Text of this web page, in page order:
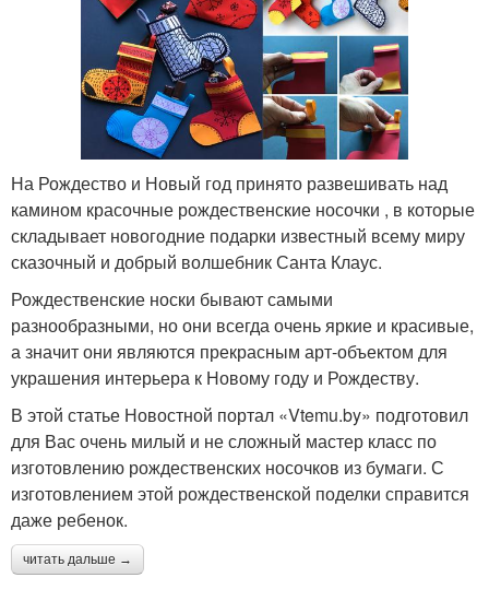
На Рождество и Новый год принято развешивать над
камином красочные рождественские носочки , в которые
складывает новогодние подарки известный всему миру
сказочный и добрый волшебник Санта Клаус.
Рождественские носки бывают самыми
разнообразными, но они всегда очень яркие и красивые,
а значит они являются прекрасным арт-объектом для
украшения интерьера к Новому году и Рождеству.
В этой статье Новостной портал «Vtemu.by» подготовил
для Вас очень милый и не сложный мастер класс по
изготовлению рождественских носочков из бумаги. С
изготовлением этой рождественской поделки справится
даже ребенок.
читать дальше →